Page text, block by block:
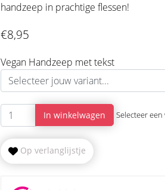
handzeep in prachtige flessen!
€8,95
Vegan Handzeep met tekst
In winkelwagen Selecteer
Op verlanglijstje